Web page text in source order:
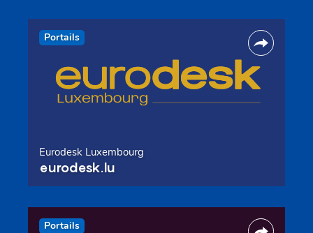
Portails
Eurodesk Luxembourg
eurodesk.lu
Portails